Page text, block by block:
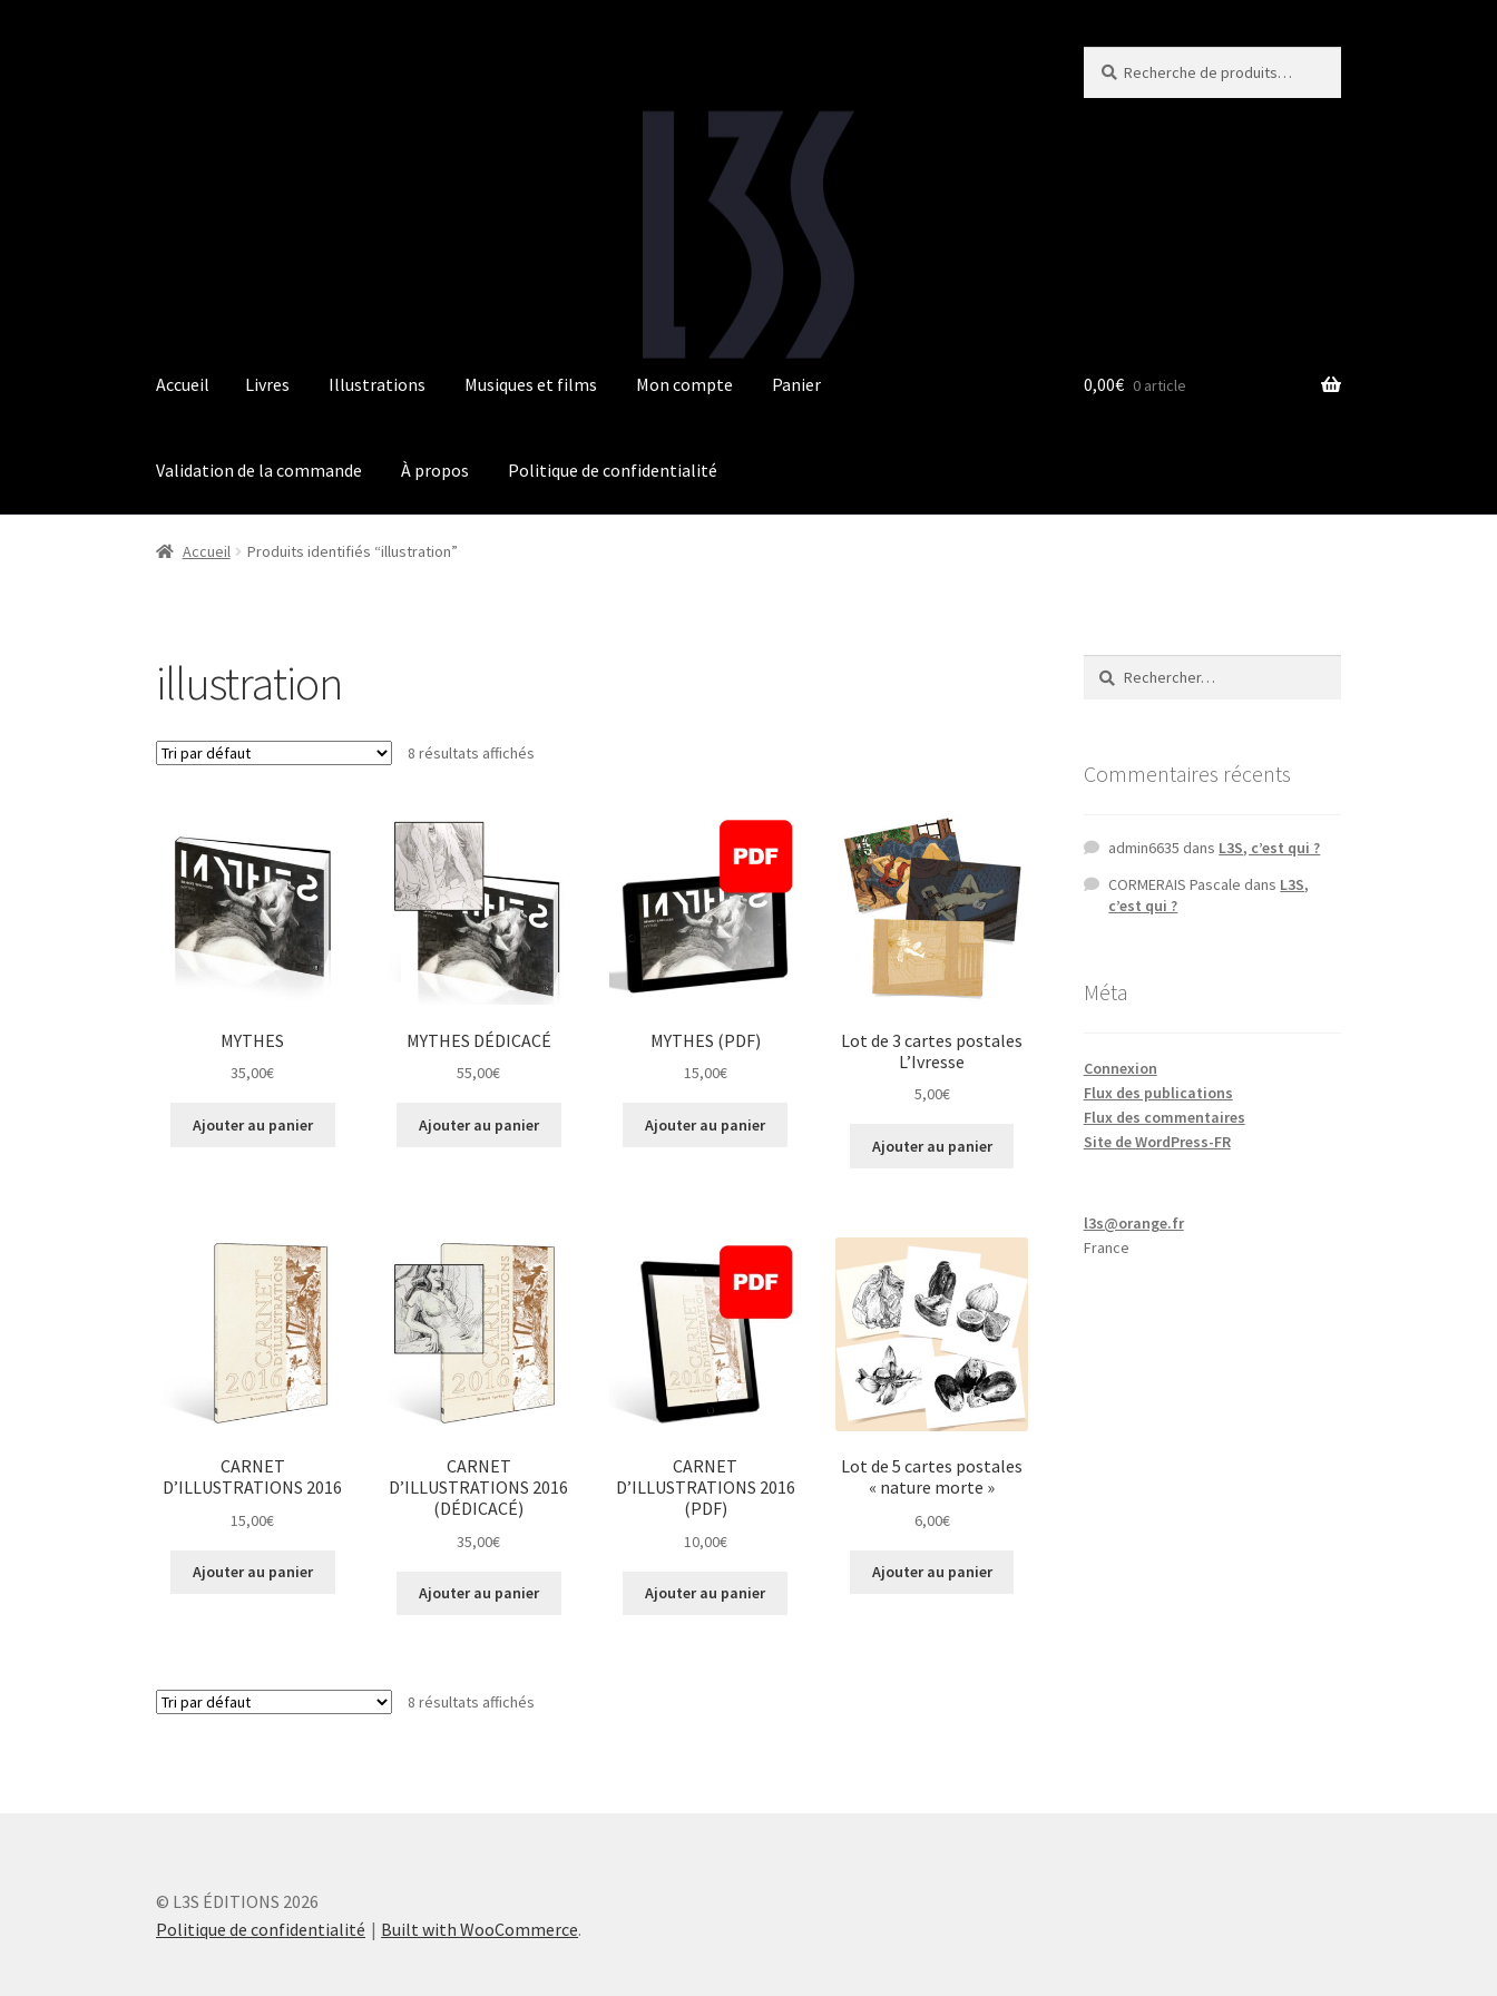
pour :
Accueil Livres Illustrations Musiques et films Mon compte Panier
Validation de la commande À propos Politique de confidentialité
Accueil Livres Illustrations Musiques et films
0,00€ 0 article
Accueil Produits identifiés “illustration”
illustration
8 résultats affichés
MYTHES
35,00€
Ajouter au panier
MYTHES DÉDICACÉ
55,00€
Ajouter au panier
MYTHES (PDF)
15,00€
Ajouter au panier
Lot de 3 cartes postales
L’Ivresse
5,00€
Ajouter au panier
CARNET
D’ILLUSTRATIONS 2016
15,00€
Ajouter au panier
CARNET
D’ILLUSTRATIONS 2016
(DÉDICACÉ)
35,00€
Ajouter au panier
CARNET
D’ILLUSTRATIONS 2016
(PDF)
10,00€
Ajouter au panier
Lot de 5 cartes postales
« nature morte »
6,00€
Ajouter au panier
8 résultats affichés
Rechercher :
Commentaires récents
admin6635 dans L3S, c’est qui ?
CORMERAIS Pascale dans L3S,
c’est qui ?
Méta
Connexion
Flux des publications
Flux des commentaires
Site de WordPress-FR
l3s@orange.fr
France
© L3S ÉDITIONS 2026
Politique de confidentialité
Built with WooCommerce.